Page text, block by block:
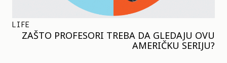
LIFE
ZAŠTO PROFESORI TREBA DA GLEDAJU OVU
AMERIČKU SERIJU?